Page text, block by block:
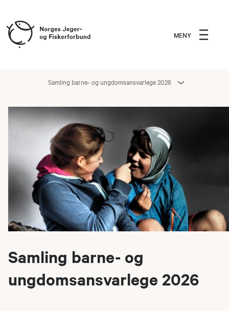
MENY
Samling barne- og ungdomsansvarlege 2026
Samling barne- og
ungdomsansvarlege 2026